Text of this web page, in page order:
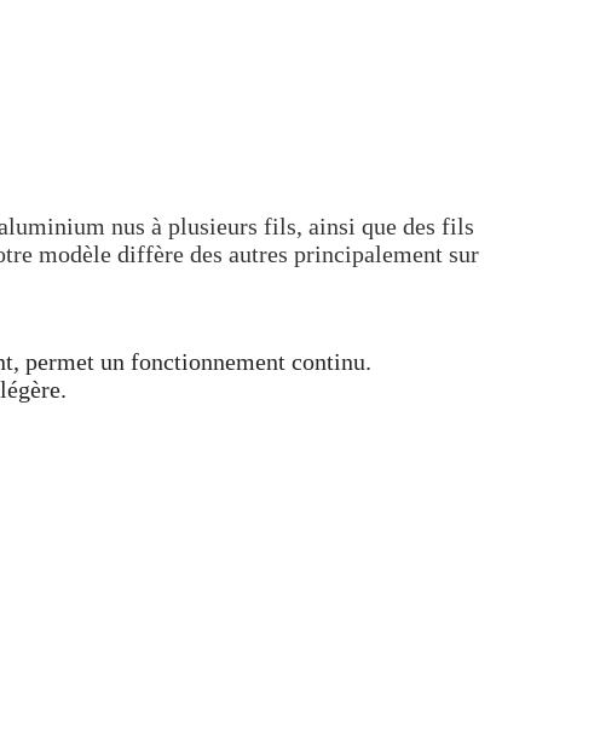
nus à plusieurs fils, ainsi que des fils
modèle diffère des autres principalement sur
permet un fonctionnement continu.